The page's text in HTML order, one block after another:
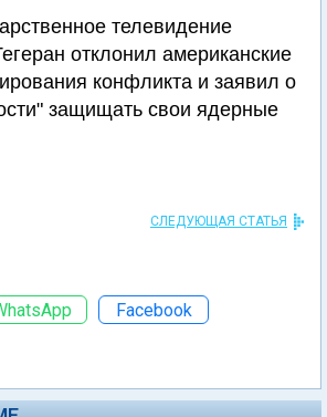
телевидение
отклонил американские
конфликта и заявил о
защищать свои ядерные
СЛЕДУЮЩАЯ СТАТЬЯ
Facebook